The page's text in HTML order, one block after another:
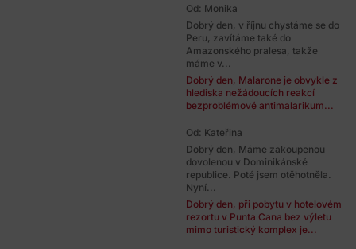
Od: Monika
Dobrý den, v říjnu chystáme se do
Peru, zavítáme také do
Amazonského pralesa, takže
máme v...
Dobrý den, Malarone je obvykle z
hlediska nežádoucích reakcí
bezproblémové antimalarikum...
Od: Kateřina
Dobrý den, Máme zakoupenou
dovolenou v Dominikánské
republice. Poté jsem otěhotněla.
Nyní...
Dobrý den, při pobytu v hotelovém
rezortu v Punta Cana bez výletu
mimo turistický komplex je...